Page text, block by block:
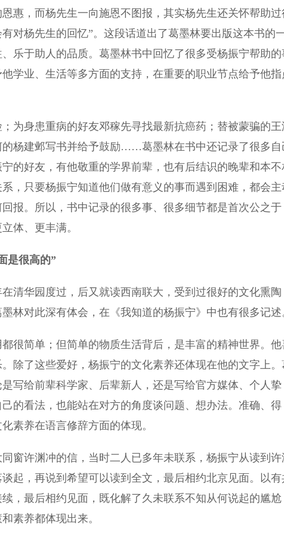
惠，而杨先生一向施恩不图报，其实杨先生还关怀帮助过
对杨先生的回忆”。这段话道出了葛墨林要出版这本书的
乐于助人的品质。葛墨林书中回忆了很多受杨振宁帮助的
学业、生活等多方面的支持，在重要的职业节点给予他指
身患重病的好友邓稼先寻找最新抗癌药；替被蒙骗的王
杨建邺写书并给予鼓励……葛墨林在书中还记录了很多自
的好友，有他敬重的学界前辈，也有后结识的晚辈和本不
，只要杨振宁知道他们做有意义的事而遇到困难，都会主
报。所以，书中记录的很多事、很多细节都是首次公之于
体、更丰满。
是很高的”
华园度过，后又就读西南联大，受到过很好的文化熏陶
林对此深有体会，在《我知道的杨振宁》中也有很多记述
简单；但简单的物质生活背后，是丰富的精神世界。他
除了这些爱好，杨振宁的文化素养还体现在他的文字上。
写给前辈科学家、后辈新人，还是写给官方媒体、个人挚
的看法，也能站在对方的角度谈问题、想办法。准确、得
素养在语言修辞方面的体现。
许渊冲的信，当时二人已多年未联系，杨振宁从读到许
起，再说到希望可以读到全文，最后相约北京见面。以有
，最后相约见面，既化解了久未联系不知从何说起的尴尬
素养都体现出来。